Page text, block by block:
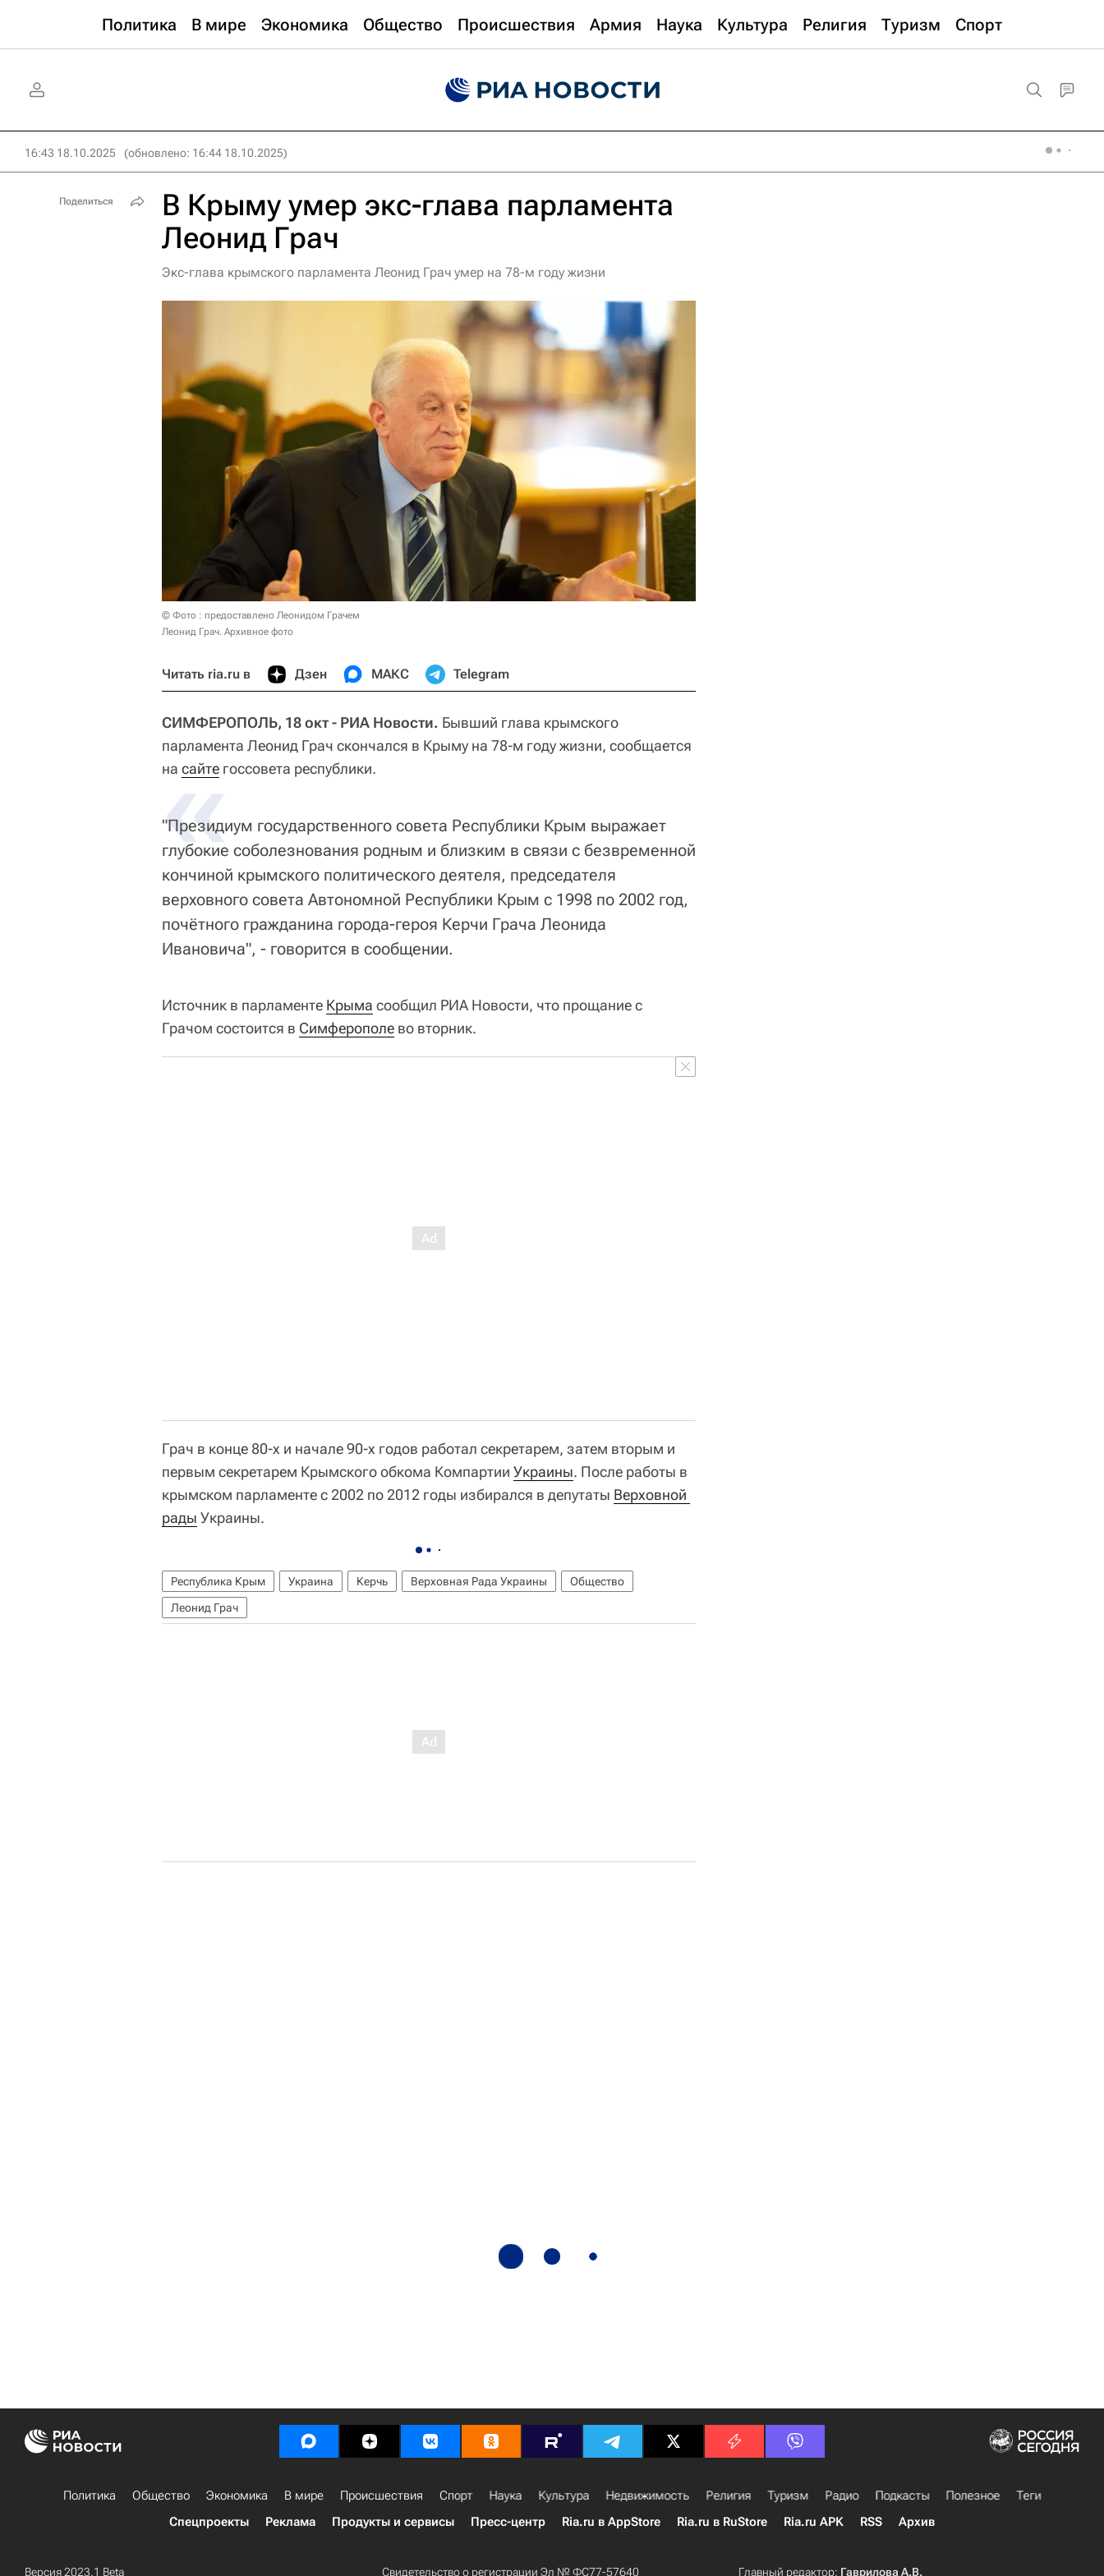
Политика В мире Экономика Общество Происшествия Армия Наука Культура Религия Туризм Спорт
16:43 18.10.2025 (обновлено: 16:44 18.10.2025)
В Крыму умер экс-глава парламента
Леонид Грач
Экс-глава крымского парламента Леонид Грач умер на 78-м году жизни
© Фото : предоставлено Леонидом Грачем
Леонид Грач. Архивное фото
Читать ria.ru в Дзен МАКС Telegram
СИМФЕРОПОЛЬ, 18 окт - РИА Новости. Бывший глава крымского
парламента Леонид Грач скончался в Крыму на 78-м году жизни, сообщается
на сайте госсовета республики.
«
"Президиум государственного совета Республики Крым выражает
глубокие соболезнования родным и близким в связи с безвременной
кончиной крымского политического деятеля, председателя
верховного совета Автономной Республики Крым с 1998 по 2002 год,
почётного гражданина города-героя Керчи Грача Леонида
Ивановича", - говорится в сообщении.
Источник в парламенте Крыма сообщил РИА Новости, что прощание с
Грачом состоится в Симферополе во вторник.
Грач в конце 80-х и начале 90-х годов работал секретарем, затем вторым и
первым секретарем Крымского обкома Компартии Украины. После работы в
крымском парламенте с 2002 по 2012 годы избирался в депутаты Верховной
рады Украины.
Республика Крым Украина Керчь Верховная Рада Украины
Общество
Леонид Грач
Поделиться
Политика Общество Экономика В мире Происшествия Спорт Наука Культура Недвижимость Религия Туризм Радио Подкасты Полезное
Теги
Спецпроекты
Реклама Продукты и сервисы Пресс-центр Ria.ru в AppStore Ria.ru в RuStore Ria.ru APK RSS Архив
Версия 2023.1 Beta Свидетельство о регистрации Эл № ФС77-57640 Главный редактор: Гаврилова А.В.